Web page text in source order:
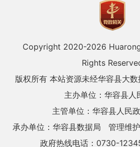
Copyright 2020-2026
Rights
版权所有 本站资源未经华容县大
主办单位：华容县人
主管单位：华容县人民
承办单位：华容县数据局
管理维
政府热线电话：0730-